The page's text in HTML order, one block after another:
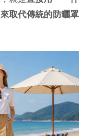
取代傳統的防曬罩